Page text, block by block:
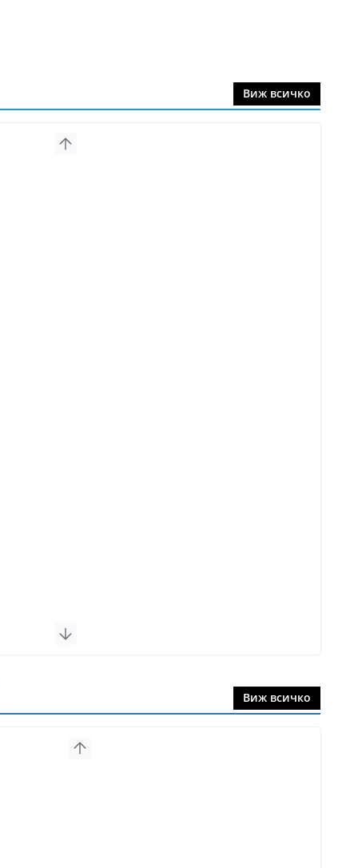
Виж всичко
Виж всичко